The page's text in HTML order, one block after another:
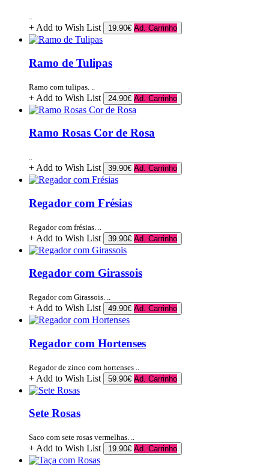
..
+ Add to Wish List 19.90€ Ad. Carrinho
Ramo de Tulipas
Ramo com tulipas. ..
+ Add to Wish List 24.90€ Ad. Carrinho
Ramo Rosas Cor de Rosa
..
+ Add to Wish List 39.90€ Ad. Carrinho
Regador com Frésias
Regador com frésias. ..
+ Add to Wish List 39.90€ Ad. Carrinho
Regador com Girassois
Regador com Girassois. ..
+ Add to Wish List 49.90€ Ad. Carrinho
Regador com Hortenses
Regador de zinco com hortenses ..
+ Add to Wish List 59.90€ Ad. Carrinho
Sete Rosas
Saco com sete rosas vermelhas. ..
+ Add to Wish List 19.90€ Ad. Carrinho